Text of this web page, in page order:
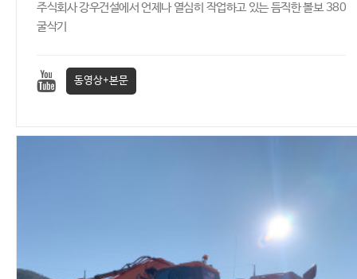
주식회사 강우건설에서 언제나 열심히 작업하고 있는 듬직한 볼보 380
굴삭기
동영상+본문